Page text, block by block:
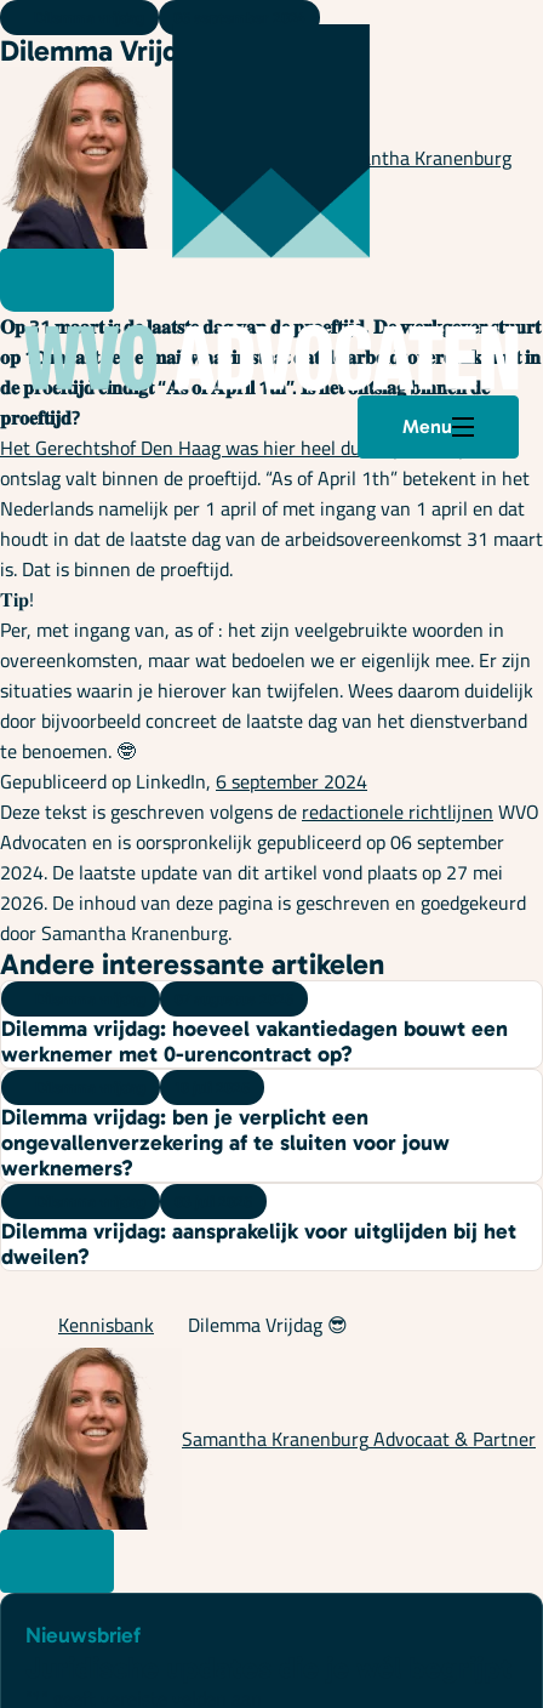
Menu
Onze specialisaties
Kennisbank
Cursussen
Podcasts
Over ons
Plan een afspraak
Dilemma Vrijdag 😎
Samantha Kranenburg
𝐎𝐩 31 𝐦𝐚𝐚𝐫𝐭 𝐢𝐬 𝐝𝐞 𝐥𝐚𝐚𝐭𝐬𝐭𝐞 𝐝𝐚𝐠 𝐯𝐚𝐧 𝐝𝐞 𝐩𝐫𝐨𝐞𝐟𝐭𝐢𝐣𝐝. 𝐃𝐞 𝐰𝐞𝐫𝐤𝐠𝐞𝐯𝐞𝐫 𝐬𝐭𝐮𝐮𝐫𝐭
𝐨𝐩 10 𝐦𝐚𝐚𝐫𝐭 𝐞𝐞𝐧 𝐞-𝐦𝐚𝐢𝐥 𝐰𝐚𝐚𝐫𝐢𝐧 𝐬𝐭𝐚𝐚𝐭 𝐝𝐚𝐭 𝐝𝐞 𝐚𝐫𝐛𝐞𝐢𝐝𝐬𝐨𝐯𝐞𝐫𝐞𝐞𝐧𝐤𝐨𝐦𝐬𝐭 𝐢𝐧
𝐝𝐞 𝐩𝐫𝐨𝐞𝐟𝐭𝐢𝐣𝐝 𝐞𝐢𝐧𝐝𝐢𝐠𝐭 “𝐀𝐬 𝐨𝐟 𝐀𝐩𝐫𝐢𝐥 1𝐭𝐡”. 𝐈𝐬 𝐡𝐞𝐭 𝐨𝐧𝐭𝐬𝐥𝐚𝐠 𝐛𝐢𝐧𝐧𝐞𝐧 𝐝𝐞
𝐩𝐫𝐨𝐞𝐟𝐭𝐢𝐣𝐝?
Het Gerechtshof Den Haag was hier heel duidelijk over: ja!
ontslag valt binnen de proeftijd. “As of April 1th” betekent in het
Nederlands namelijk per 1 april of met ingang van 1 april en dat
houdt in dat de laatste dag van de arbeidsovereenkomst 31 maart
is. Dat is binnen de proeftijd.
𝐓𝐢𝐩!
Per, met ingang van, as of : het zijn veelgebruikte woorden in
overeenkomsten, maar wat bedoelen we er eigenlijk mee. Er zijn
situaties waarin je hierover kan twijfelen. Wees daarom duidelijk
door bijvoorbeeld concreet de laatste dag van het dienstverband
te benoemen. 🤓
Gepubliceerd op LinkedIn,6 september 2024
Deze tekst is geschreven volgens deredactionele richtlijnenWVO
Advocaten en is oorspronkelijk gepubliceerd op 06 september
2024. De laatste update van dit artikel vond plaats op 27 mei
2026. De inhoud van deze pagina is geschreven en goedgekeurd
door Samantha Kranenburg.
Andere interessante artikelen
Dilemma vrijdag: hoeveel vakantiedagen bouwt een
werknemer met 0-urencontract op?
Dilemma vrijdag: ben je verplicht een
ongevallenverzekering af te sluiten voor jouw
werknemers?
Dilemma vrijdag: aansprakelijk voor uitglijden bij het
dweilen?
Kennisbank Dilemma Vrijdag 😎
Samantha KranenburgAdvocaat & Partner
Nieuwsbrief